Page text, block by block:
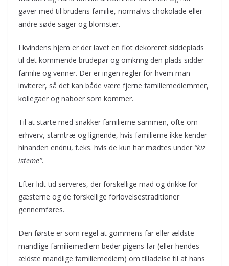
gaver med til brudens familie, normalvis chokolade eller
andre søde sager og blomster.
I kvindens hjem er der lavet en flot dekoreret siddeplads
til det kommende brudepar og omkring den plads sidder
familie og venner. Der er ingen regler for hvem man
inviterer, så det kan både være fjerne familiemedlemmer,
kollegaer og naboer som kommer.
Til at starte med snakker familierne sammen, ofte om
erhverv, stamtræ og lignende, hvis familierne ikke kender
hinanden endnu, f.eks. hvis de kun har mødtes under “kız
isteme”.
Efter lidt tid serveres, der forskellige mad og drikke for
gæsterne og de forskellige forlovelsestraditioner
gennemføres.
Den første er som regel at gommens far eller ældste
mandlige familiemedlem beder pigens far (eller hendes
ældste mandlige familiemedlem) om tilladelse til at hans